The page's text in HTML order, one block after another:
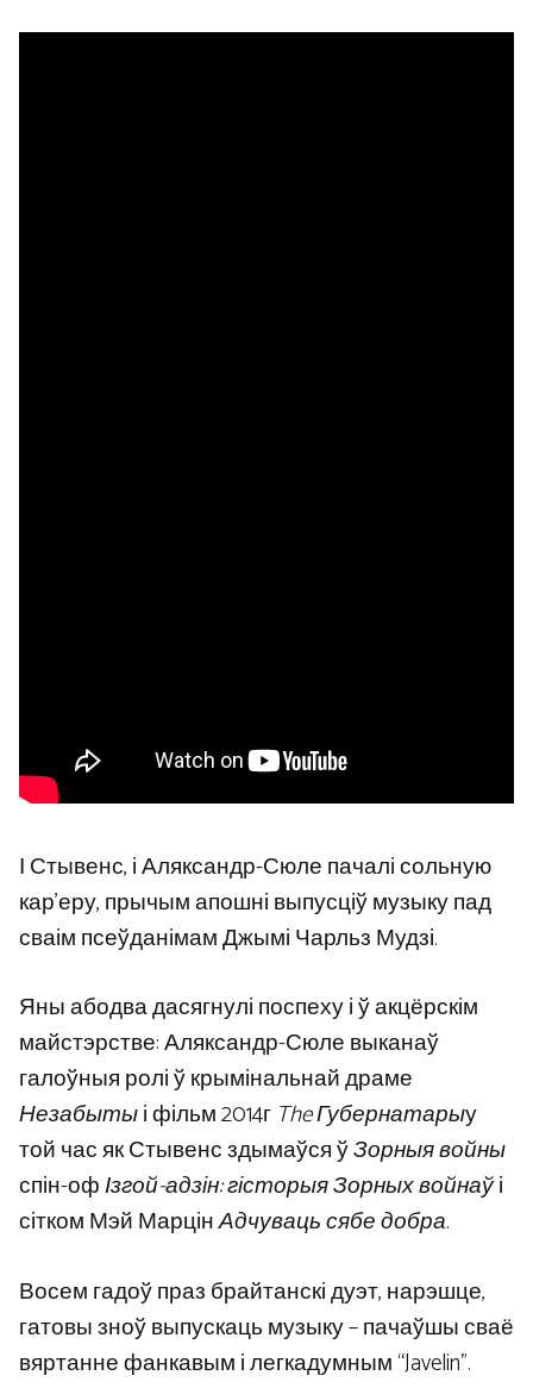
І Стывенс, і Аляксандр-Сюле пачалі сольную
кар’еру, прычым апошні выпусціў музыку пад
сваім псеўданімам Джымі Чарльз Мудзі.
Яны абодва дасягнулі поспеху і ў акцёрскім
майстэрстве: Аляксандр-Сюле выканаў
галоўныя ролі ў крымінальнай драме
Незабытыі фільм 2014г TheГубернатарыу
той час як Стывенс здымаўся ўЗорныя войны
спін-офІзгой-адзін: гісторыя Зорных войнаўі
сітком Мэй МарцінАдчуваць сябе добра.
Восем гадоў праз брайтанскі дуэт, нарэшце,
гатовы зноў выпускаць музыку – пачаўшы сваё
вяртанне фанкавым і легкадумным “Javelin”.